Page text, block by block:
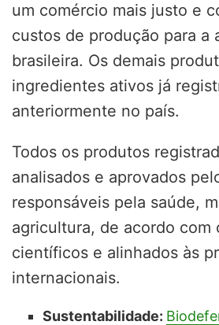
um comércio mais justo e
custos de produção para a
brasileira. Os demais
ingredientes ativos já
anteriormente no país.
Todos os produtos
analisados e aprovados
responsáveis pela saúde,
agricultura, de acordo com
científicos e alinhados às
internacionais.
Sustentabilidade: